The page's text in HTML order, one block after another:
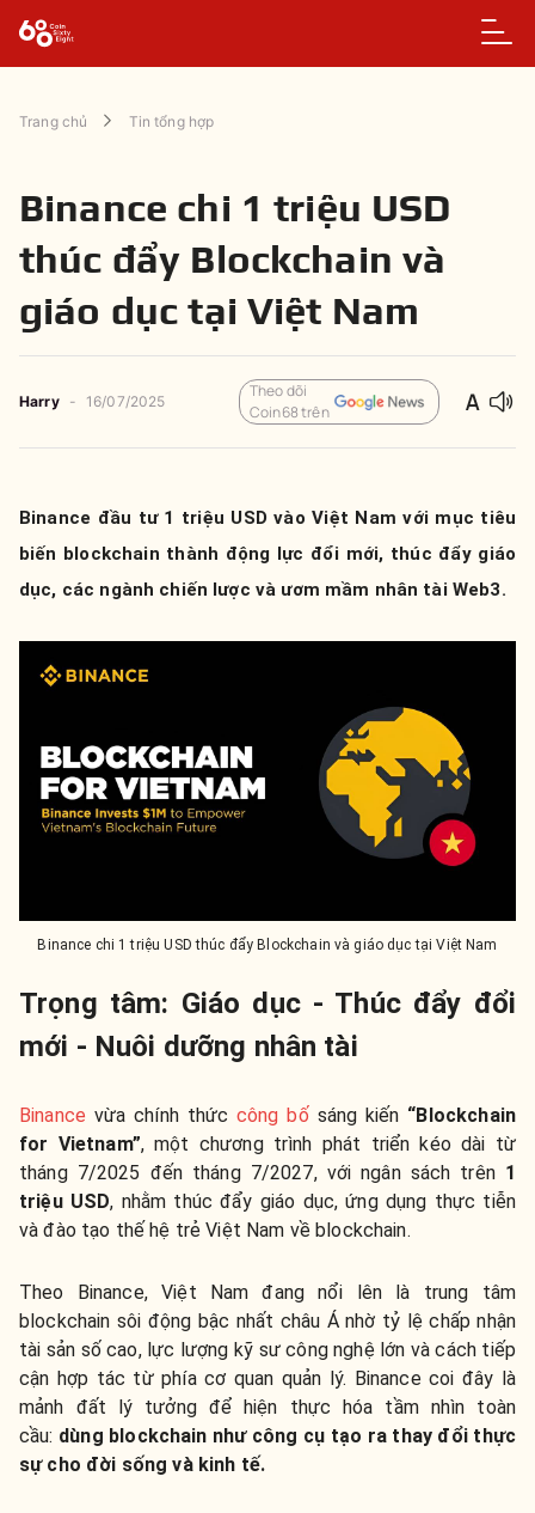
Trang chủ Tin tổng hợp
Binance chi 1 triệu USD
thúc đẩy Blockchain và
giáo dục tại Việt Nam
Harry - 16/07/2025
Theo dõi
Coin68 trên
Binance đầu tư 1 triệu USD vào Việt Nam với mục tiêu
biến blockchain thành động lực đổi mới, thúc đẩy giáo
dục, các ngành chiến lược và ươm mầm nhân tài Web3.
Binance chi 1 triệu USD thúc đẩy Blockchain và giáo dục tại Việt Nam
Trọng tâm: Giáo dục - Thúc đẩy đổi
mới - Nuôi dưỡng nhân tài
Binance vừa chính thứccông bốsáng kiến “Blockchain
for Vietnam”, một chương trình phát triển kéo dài từ
tháng 7/2025 đến tháng 7/2027, với ngân sách trên 1
triệu USD, nhằm thúc đẩy giáo dục, ứng dụng thực tiễn
và đào tạo thế hệ trẻ Việt Nam về blockchain.
Theo Binance, Việt Nam đang nổi lên là trung tâm
blockchain sôi động bậc nhất châu Á nhờ tỷ lệ chấp nhận
tài sản số cao, lực lượng kỹ sư công nghệ lớn và cách tiếp
cận hợp tác từ phía cơ quan quản lý. Binance coi đây là
mảnh đất lý tưởng để hiện thực hóa tầm nhìn toàn
cầu: dùng blockchain như công cụ tạo ra thay đổi thực
sự cho đời sống và kinh tế.